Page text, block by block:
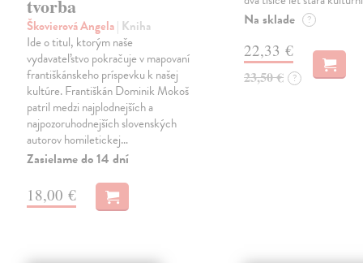
tvorba
Škovierová Angela| Kniha
Ide o titul, ktorým naše
vydavateľstvo pokračuje v mapovaní
františkánskeho príspevku k našej
kultúre. Františkán Dominik Mokoš
patril medzi najplodnejších a
najpozoruhodnejších slovenských
autorov homiletickej…
Zasielame do 14 dní
18,00 €
Na sklade ?
22,33 €
23,50 € ?